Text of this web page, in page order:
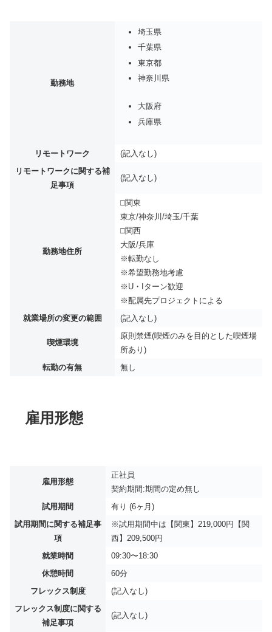
勤務地
埼玉県
千葉県
東京都
神奈川県
大阪府
兵庫県
リモートワーク
(記入なし)
リモートワークに関する補
足事項
(記入なし)
勤務地住所
□関東
東京/神奈川/埼玉/千葉
□関西
大阪/兵庫
※転勤なし
※希望勤務地考慮
※U・Iターン歓迎
※配属先プロジェクトによる
就業場所の変更の範囲
(記入なし)
喫煙環境
原則禁煙(喫煙のみを目的とした喫煙場
所あり)
転勤の有無
無し
雇用形態
雇用形態
正社員
契約期間:期間の定め無し
試用期間
有り (6ヶ月)
試用期間に関する補足事
項
※試用期間中は【関東】219,000円【関
西】209,500円
就業時間
09:30〜18:30
休憩時間
60分
フレックス制度
(記入なし)
フレックス制度に関する
補足事項
(記入なし)